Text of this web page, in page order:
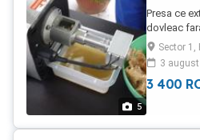
5
Presa ce
dovleac
unuiSector 1,
3 august
3 400